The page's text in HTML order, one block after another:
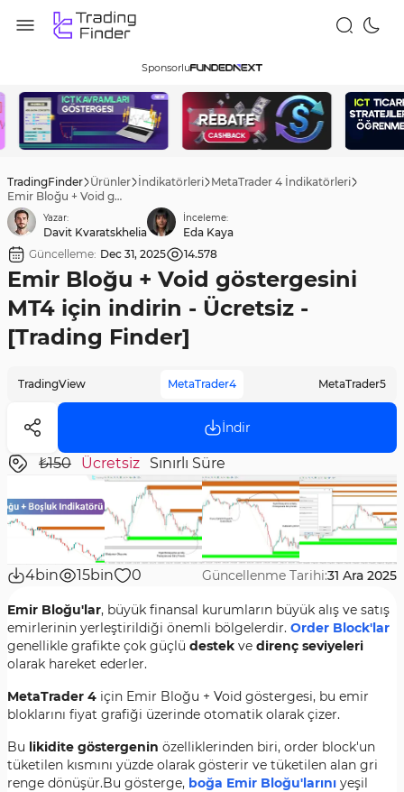
Sponsorlu
TradingFinder Ürünler İndikatörleri MetaTrader 4 İndikatörleri
Emir Bloğu + Void göstergesini MT4 için indirin - Ücretsiz - [Trading Finder]
Yazar:
Davit Kvaratskhelia
İnceleme:
Eda Kaya
Güncelleme: Dec 31, 2025 14.578
Emir Bloğu + Void göstergesini
MT4 için indirin - Ücretsiz -
[Trading Finder]
TradingView MetaTrader4 MetaTrader5
İndir
₺150 Ücretsiz Sınırlı Süre
4bin 15bin 0 Güncellenme Tarihi:31 Ara 2025
Emir Bloğu'lar, büyük finansal kurumların büyük alış ve satış
emirlerinin yerleştirildiği önemli bölgelerdir. Order Block'lar
genellikle grafikte çok güçlü destek ve direnç seviyeleri
olarak hareket ederler.
MetaTrader 4 için Emir Bloğu + Void göstergesi, bu emir
bloklarını fiyat grafiği üzerinde otomatik olarak çizer.
Bu likidite göstergenin özelliklerinden biri, order block'un
tüketilen kısmını yüzde olarak gösterir ve tüketilen alan gri
renge dönüşür.Bu gösterge, boğa Emir Bloğu'larını yeşil